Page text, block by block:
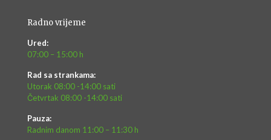
Radno vrijeme
Ured:
07:00 – 15:00 h
Rad sa strankama:
Utorak 08:00 -14:00 sati
Četvrtak 08:00 -14:00 sati
Pauza:
Radnim danom 11:00 – 11:30 h